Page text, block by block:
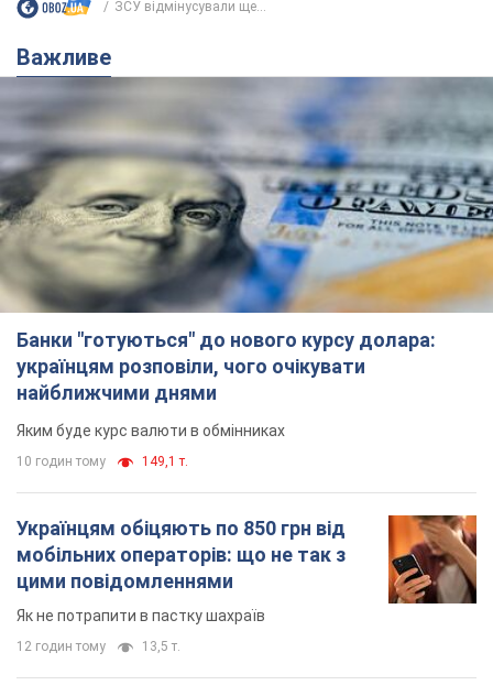
ЗСУ відмінусували ще...
Важливе
Банки "готуються" до нового курсу долара:
українцям розповіли, чого очікувати
найближчими днями
Яким буде курс валюти в обмінниках
10 годин тому 149,1 т.
Українцям обіцяють по 850 грн від
мобільних операторів: що не так з
цими повідомленнями
Як не потрапити в пастку шахраїв
12 годин тому 13,5 т.